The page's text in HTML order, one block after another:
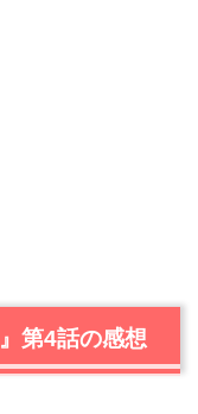
第4話の感想